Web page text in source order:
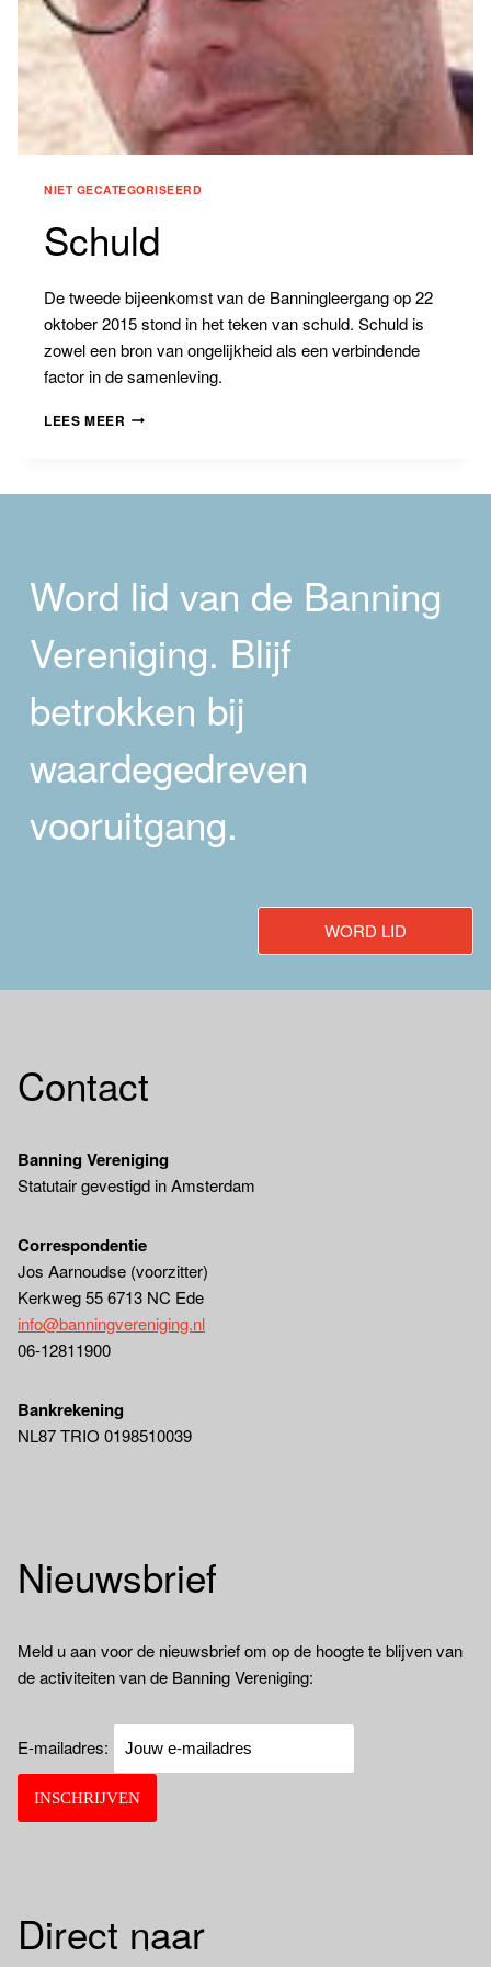
NIET GECATEGORISEERD
Schuld
De tweede bijeenkomst van de Banningleergang op 22
oktober 2015 stond in het teken van schuld. Schuld is
zowel een bron van ongelijkheid als een verbindende
factor in de samenleving.
LEES MEER SCHULD
Word lid van de Banning
Vereniging. Blijf
betrokken bij
waardegedreven
vooruitgang.
WORD LID
Contact
Banning Vereniging
Statutair gevestigd in Amsterdam
Correspondentie
Jos Aarnoudse (voorzitter)
Kerkweg 55 6713 NC Ede
info@banningvereniging.nl
06-12811900
Bankrekening
NL87 TRIO 0198510039
Nieuwsbrief
Meld u aan voor de nieuwsbrief om op de hoogte te blijven van
de activiteiten van de Banning Vereniging:
E-mailadres:
Direct naar